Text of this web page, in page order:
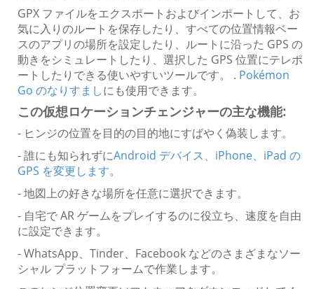
GPX ファイルをエクスポートおよびインポートして、お
気に入りのルートを保存したり、すべての位置情報ベー
スのアプリの場所を設定したり、ルートに沿った GPS の
動きをシミュレートしたり、選択した GPS 位置にテレポ
ートしたりできる使いやすいツールです。 . Pokémon
Go のなりすましにも使用できます。
この仮想ロケーションチェンジャーの主な機能:
- ヒンジの位置を目的の目的地にすばやく偽装します。
- 誰にも知られずにAndroid デバイス、iPhone、iPad の
GPS を変更します。
- 地図上の好きな場所を任意に選択できます。
- 自宅で AR ゲームをプレイするのに役立ち、速度を自由
に設定できます。
- WhatsApp、Tinder、Facebook などのさまざまなソー
シャル プラットフォームで作業します。